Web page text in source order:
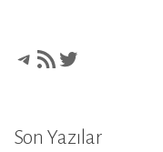
Telegram
RSS akışıTwitter
Son Yazılar